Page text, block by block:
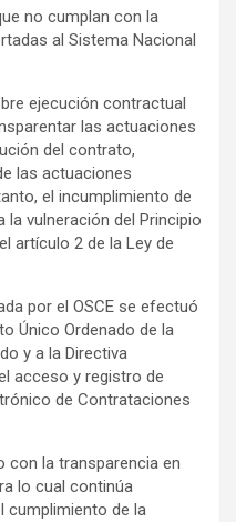
no cumplan con la
al Sistema Nacional
ejecución contractual
las actuaciones
del contrato,
las actuaciones
el incumplimiento de
la vulneración del Principio
artículo 2 de la Ley de
por el OSCE se efectuó
Único Ordenado de la
y a la Directiva
acceso y registro de
de Contrataciones
con la transparencia en
lo cual continúa
cumplimiento de la